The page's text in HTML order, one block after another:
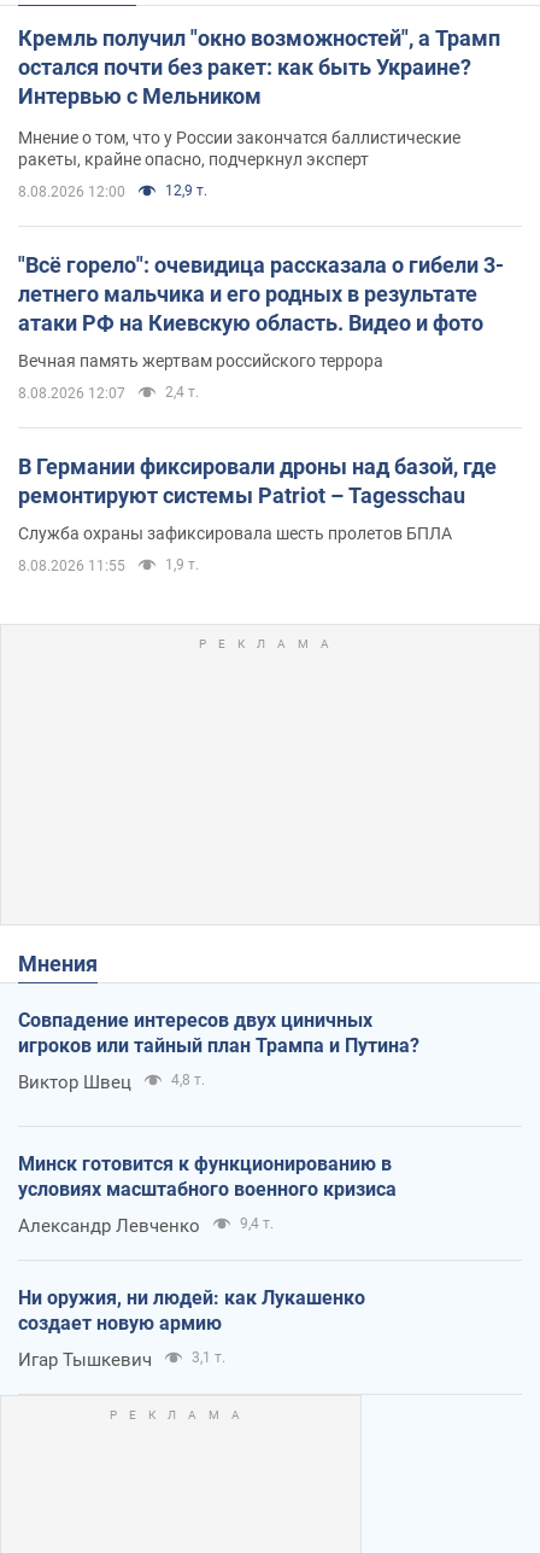
Кремль получил "окно возможностей", а Трамп
остался почти без ракет: как быть Украине?
Интервью с Мельником
Мнение о том, что у России закончатся баллистические
ракеты, крайне опасно, подчеркнул эксперт
8.08.2026 12:00 12,9 т.
"Всё горело": очевидица рассказала о гибели 3-
летнего мальчика и его родных в результате
атаки РФ на Киевскую область. Видео и фото
Вечная память жертвам российского террора
8.08.2026 12:07 2,4 т.
В Германии фиксировали дроны над базой, где
ремонтируют системы Patriot – Tagesschau
Служба охраны зафиксировала шесть пролетов БПЛА
8.08.2026 11:55 1,9 т.
Мнения
Совпадение интересов двух циничных
игроков или тайный план Трампа и Путина?
Виктор Швец 4,8 т.
Минск готовится к функционированию в
условиях масштабного военного кризиса
Александр Левченко 9,4 т.
Ни оружия, ни людей: как Лукашенко
создает новую армию
Игар Тышкевич 3,1 т.